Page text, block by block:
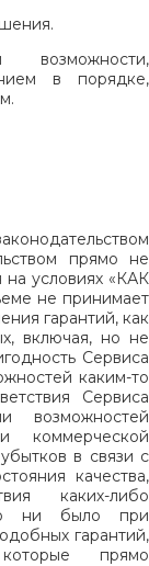
возможности,
в порядке,
прямо не
условиях «КАК
не принимает
гарантий, как
включая, но не
Сервиса
каким-то
Сервиса
возможностей
коммерческой
в связи с
качества,
каких-либо
ни было при
гарантий,
прямо